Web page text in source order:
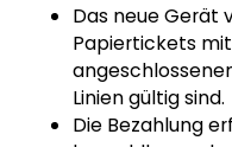
Das neue Gerät
Papiertickets mit
Linien gültig sind.
Die Bezahlung